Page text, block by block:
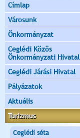
Címlap
Városunk
Önkormányzat
Ceglédi Közös
Önkormányzati Hivatal
Ceglédi Járási Hivatal
Pályázatok
Aktuális
Turizmus
Ceglédi séta